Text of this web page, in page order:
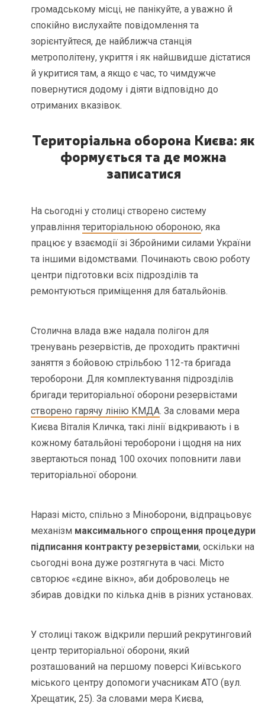
громадському місці, не панікуйте, а уважно й
спокійно вислухайте повідомлення та
зорієнтуйтеся, де найближча станція
метрополітену, укриття і як найшвидше дістатися
й укритися там, а якщо є час, то чимдужче
повернутися додому і діяти відповідно до
отриманих вказівок.
Територіальна оборона Києва: як
формується та де можна
записатися
На сьогодні у столиці створено систему
управліннятериторіальною обороною, яка
працює у взаємодії зі Збройними силами України
та іншими відомствами. Починають свою роботу
центри підготовки всіх підрозділів та
ремонтуються приміщення для батальйонів.
Столична влада вже надала полігон для
тренувань резервістів, де проходить практичні
заняття з бойовою стрільбою 112-та бригада
тероборони. Для комплектування підрозділів
бригади територіальної оборони резервістами
створено гарячу лінію КМДА. За словами мера
Києва Віталія Кличка, такі лінії відкривають і в
кожному батальйоні тероборони і щодня на них
звертаються понад 100 охочих поповнити лави
територіальної оборони.
Наразі місто, спільно з Міноборони, відпрацьовує
механізм максимального спрощення процедури
підписання контракту резервістами, оскільки на
сьогодні вона дуже розтягнута в часі. Місто
свторює «єдине вікно», аби доброволець не
збирав довідки по кілька днів в різних установах.
У столиці також відкрили перший рекрутинговий
центр територіальної оборони, який
розташований на першому поверсі Київського
міського центру допомоги учасникам АТО (вул.
Хрещатик, 25). За словами мера Києва,